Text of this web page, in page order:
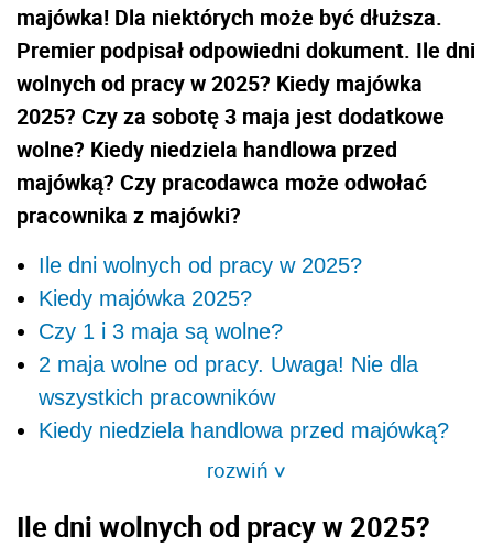
majówka! Dla niektórych może być dłuższa.
Premier podpisał odpowiedni dokument. Ile dni
wolnych od pracy w 2025? Kiedy majówka
2025? Czy za sobotę 3 maja jest dodatkowe
wolne? Kiedy niedziela handlowa przed
majówką? Czy pracodawca może odwołać
pracownika z majówki?
Ile dni wolnych od pracy w 2025?
Kiedy majówka 2025?
Czy 1 i 3 maja są wolne?
2 maja wolne od pracy. Uwaga! Nie dla
wszystkich pracowników
Kiedy niedziela handlowa przed majówką?
rozwiń>
Ile dni wolnych od pracy w 2025?